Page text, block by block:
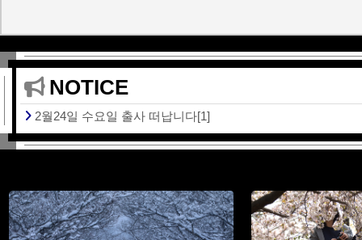
NOTICE
2월24일 수요일 출사 떠납니다[1]